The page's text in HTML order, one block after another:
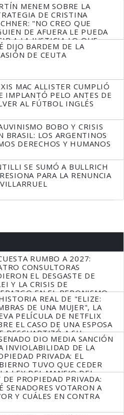
MENEM SOBRE LA
DE CRISTINA
"NO CREO QUE
DE AFUERA LE PUEDA
A LA JUSTICIA LO QUE
QUE HACER"
DIJO BARDEM DE LA
DE CEUTA
MAC ALLISTER CUMPLIÓ
IMPLANTÓ PELO ANTES DE
AL FÚTBOL INGLÉS
BOBO Y CRISIS
BRASIL: LOS ARGENTINOS
DERECHOS Y HUMANOS
SE SUMÓ A BULLRICH
PARA LA RENUNCIA
RUMBO A 2027:
CONSULTORAS
EL DESGASTE DE
Y LA CRISIS DE
EN EL PERONISMO
REAL DE "ELIZE:
DE UNA MUJER", LA
PELÍCULA DE NETFLIX
EL CASO DE UNA ESPOSA
DESCUARTIZÓ A SU
DIO MEDIA SANCIÓN
INVIOLABILIDAD DE LA
PRIVADA: EL
TUVO QUE CEDER
LEY DEL MANEJO DEL
DE PROPIEDAD PRIVADA:
SENADORES VOTARON A
Y CUÁLES EN CONTRA